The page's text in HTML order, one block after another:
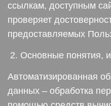
ссылкам, доступным
проверяет
предоставляемых
2. Основные понятия,
Автоматизированная
данных – обработка